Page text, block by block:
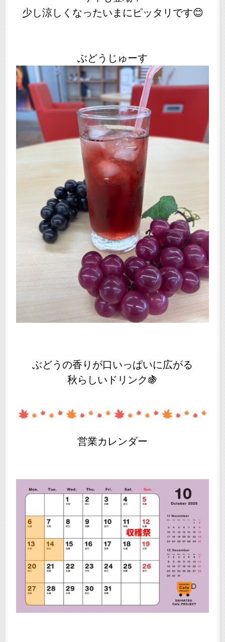
少し涼しくなったいまにピッタリです😊
ぶどうじゅーす
ぶどうの香りが口いっぱいに広がる
秋らしいドリンク🍇
営業カレンダー